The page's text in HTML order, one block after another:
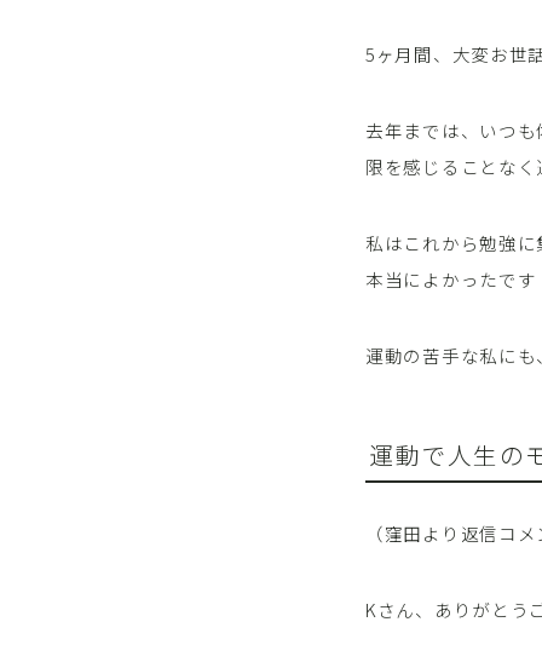
5ヶ月間、大変お世
去年までは、いつ
限を感じることな
私はこれから勉強
本当によかったで
運動の苦手な私に
運動で人生の
（窪田より返信コ
Kさん、ありがとう